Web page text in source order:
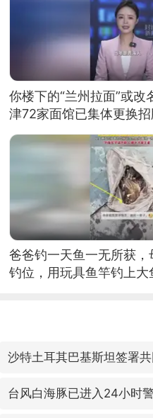
你楼下的“兰州拉面”或改
津72家面馆已集体更换招
爸爸钓一天鱼一无所获，
钓位，用玩具鱼竿钓上大
沙特土耳其巴基斯坦签署
台风白海豚已进入24小时